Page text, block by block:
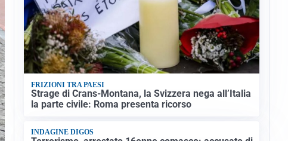
FRIZIONI TRA PAESI
Strage di Crans-Montana, la Svizzera nega all’Italia
la parte civile: Roma presenta ricorso
INDAGINE DIGOS